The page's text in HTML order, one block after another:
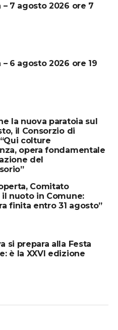
– 7 agosto 2026 ore 7
– 6 agosto 2026 ore 19
la nuova paratoia sul
il Consorzio di
colture
opera fondamentale
del
Comitato
il nuoto in Comune:
finita entro 31 agosto”
si prepara alla Festa
è la XXVI edizione